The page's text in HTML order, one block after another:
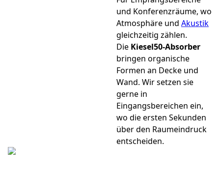
und Konferenzräume, wo
Atmosphäre und Akustik
gleichzeitig zählen.
Die Kiesel50-Absorber
bringen organische
Formen an Decke und
Wand. Wir setzen sie
gerne in
Eingangsbereichen ein,
wo die ersten Sekunden
über den Raumeindruck
entscheiden.